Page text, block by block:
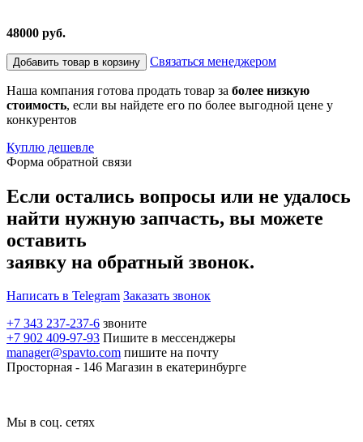
48000 руб.
Добавить товар в корзину Связаться менеджером
Наша компания готова продать товар за более низкую
стоимость, если вы найдете его по более выгодной цене у
конкурентов
Куплю дешевле
Форма обратной связи
Если остались вопросы или не удалось
найти нужную запчасть, вы можете
оставить
заявку на обратный звонок.
Написать в Telegram Заказать звонок
+7 343 237-237-6 звоните
+7 902 409-97-93 Пишите в мессенджеры
manager@spavto.com пишите на почту
Просторная - 146 Магазин в екатеринбурге
Мы в соц. сетях